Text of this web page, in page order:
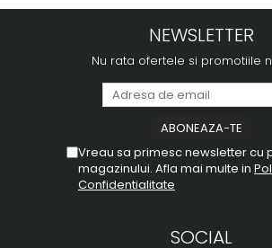
NEWSLETTER
Nu rata ofertele si promotiile
Vreau sa primesc newsletter cu
magazinului. Afla mai multe in
Confidentialitate
SOCIAL